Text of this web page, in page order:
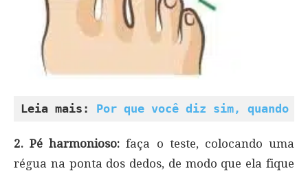
Leia mais: Por que você diz sim, quando
2. Pé harmonioso: faça o teste, colocando uma
régua na ponta dos dedos, de modo que ela fique